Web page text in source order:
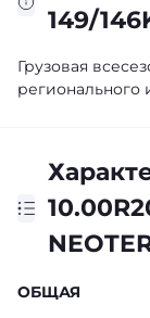
149/
Грузовая
регионального
ОБЩАЯ